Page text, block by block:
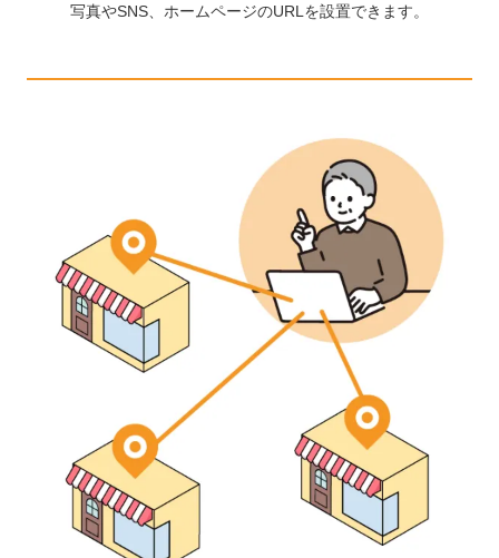
写真やSNS、ホームページのURLを設置できます。